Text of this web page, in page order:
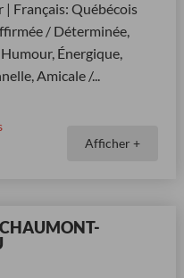
| Français: Québécois
/ Déterminée,
Énergique,
Amicale /...
Afficher +